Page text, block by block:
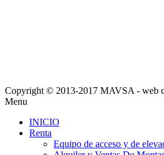
Copyright © 2013-2017 MAVSA - web
Menu
INICIO
Renta
Equipo de acceso y de